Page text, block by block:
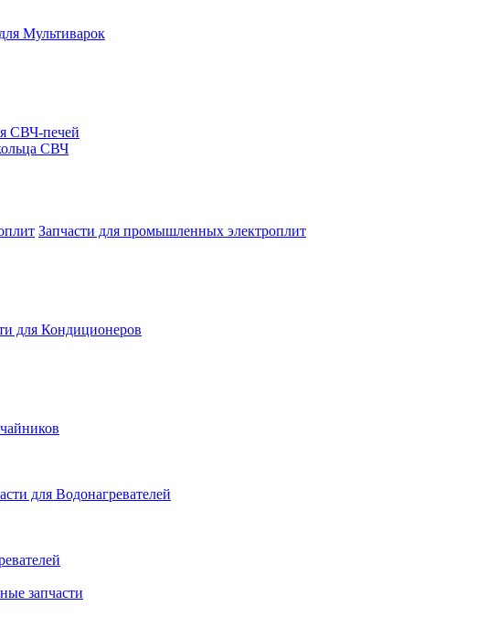
Мультиварок
СВЧ-печей
СВЧ
Запчасти для промышленных электроплит
для Кондиционеров
для Водонагревателей
запчасти